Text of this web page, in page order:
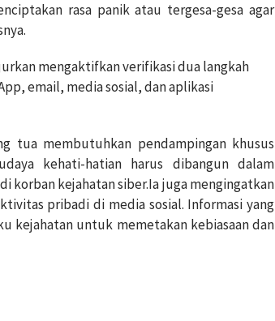
rasa panik atau tergesa-gesa agar
mengaktifkan verifikasi dua langkah
email, media sosial, dan aplikasi
tua membutuhkan pendampingan khusus
kehati-hatian harus dibangun dalam
korban kejahatan siber.Ia juga mengingatkan
pribadi di media sosial. Informasi yang
kejahatan untuk memetakan kebiasaan dan